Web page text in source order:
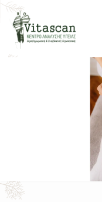
Μεταπηδήστε
στο
περιεχόμενο